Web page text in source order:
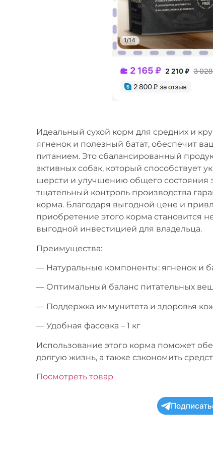
Идеальный сухой корм для средних и
ягненок и полезный батат, обеспечит
питанием. Это сбалансированный
активных собак, который
шерсти и улучшению общего состояния
тщательный контроль производства
корма. Благодаря выгодной цене и
приобретение этого корма становится
выгодной инвестицией для владельца.
Преимущества:
— Натуральные компоненты: ягненок и
— Оптимальный баланс питательных
— Поддержка иммунитета и здоровья
— Удобная фасовка – 1 кг
Использование этого корма поможет
долгую жизнь, а также сэкономить
Посмотреть товар